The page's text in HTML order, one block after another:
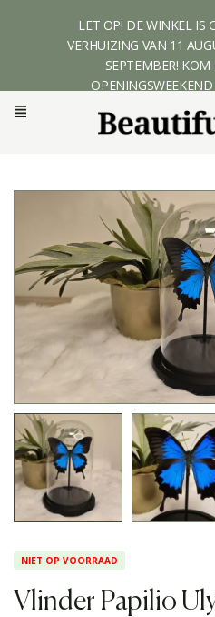
NIET OP VOORRAAD
Vlinder Papilio
LET OP! DE WINKEL IS
VERHUIZING VAN 11
SEPTEMBER!